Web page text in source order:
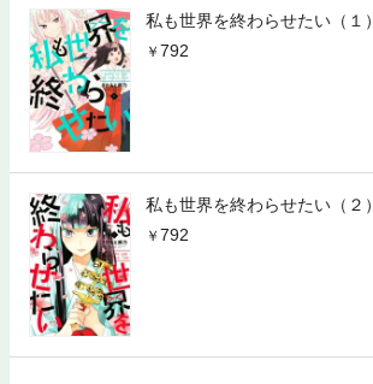
私も世界を終わらせたい（１）
792
私も世界を終わらせたい（２）
792